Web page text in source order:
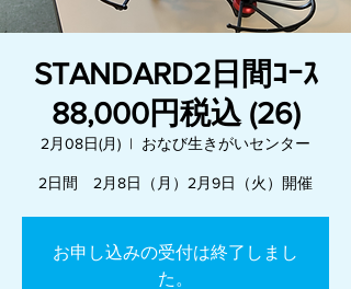
STANDARD2日間ｺｰｽ
88,000円税込 (26)
2月08日(月)
  |
おなび生きがいセンター
2日間 2月8日（月）2月9日（火）開催
お申し込みの受付は終了しまし
た。